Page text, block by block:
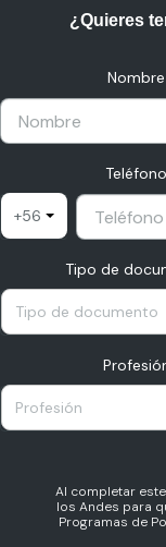
¿Quieres
Nombre
Teléfono
+56
Tipo de
Tipo de documento
Profesión
Al completar
los Andes para
Programas de